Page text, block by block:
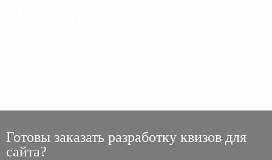
Готовы заказать разработку квизов для
сайта?